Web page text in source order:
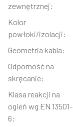
zewnętrznej:
Kolor
powłoki/izolacji:
Geometria kabla:
Odporność na
skręcanie:
Klasa reakcji na
ogień wg EN 13501-
6: